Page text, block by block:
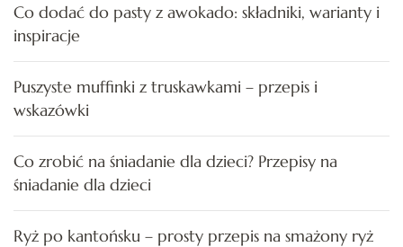
Co dodać do pasty z awokado: składniki, warianty i
inspiracje
Puszyste muffinki z truskawkami – przepis i
wskazówki
Co zrobić na śniadanie dla dzieci? Przepisy na
śniadanie dla dzieci
Ryż po kantońsku – prosty przepis na smażony ryż